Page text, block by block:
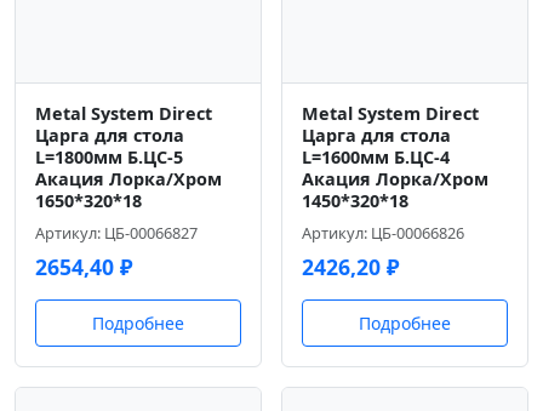
Metal System Direct
Царга для стола
L=1800мм Б.ЦС-5
Акация Лорка/Хром
1650*320*18
Артикул: ЦБ-00066827
2654,40 ₽
Подробнее
Metal System Direct
Царга для стола
L=1600мм Б.ЦС-4
Акация Лорка/Хром
1450*320*18
Артикул: ЦБ-00066826
2426,20 ₽
Подробнее